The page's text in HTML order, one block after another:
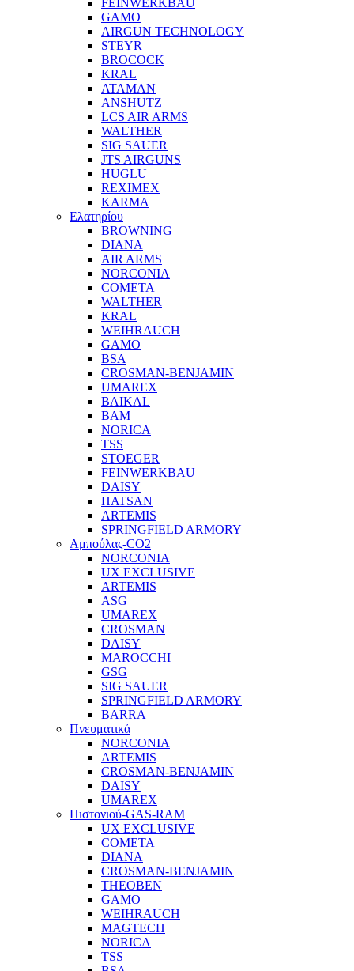
FEINWERKBAU
GAMO
AIRGUN TECHNOLOGY
STEYR
BROCOCK
KRAL
ATAMAN
ANSHUTZ
LCS AIR ARMS
WALTHER
SIG SAUER
JTS AIRGUNS
HUGLU
REXIMEX
KARMA
Ελατηρίου
BROWNING
DIANA
AIR ARMS
NORCONIA
COMETA
WALTHER
KRAL
WEIHRAUCH
GAMO
BSA
CROSMAN-BENJAMIN
UMAREX
BAIKAL
BAM
NORICA
TSS
STOEGER
FEINWERKBAU
DAISY
HATSAN
ARTEMIS
SPRINGFIELD ARMORY
Αμπούλας-CO2
NORCONIA
UX EXCLUSIVE
ARTEMIS
ASG
UMAREX
CROSMAN
DAISY
MAROCCHI
GSG
SIG SAUER
SPRINGFIELD ARMORY
BARRA
Πνευματικά
NORCONIA
ARTEMIS
CROSMAN-BENJAMIN
DAISY
UMAREX
Πιστονιού-GAS-RAM
UX EXCLUSIVE
COMETA
DIANA
CROSMAN-BENJAMIN
THEOBEN
GAMO
WEIHRAUCH
MAGTECH
NORICA
TSS